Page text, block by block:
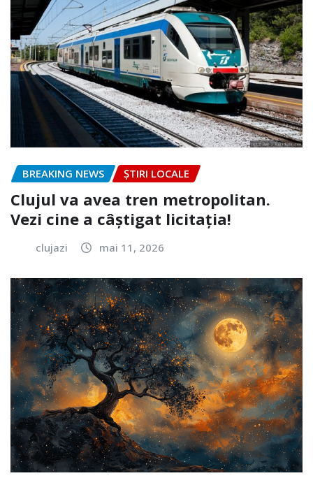
BREAKING NEWS ȘTIRI LOCALE
Clujul va avea tren metropolitan.
Vezi cine a câștigat licitația!
clujazi mai 11, 2026